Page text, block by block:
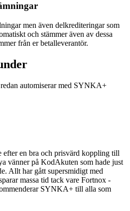
men även delkrediteringar som
och stämmer även av dessa
från er betalleverantör.
automiserar med SYNKA+
en bra och prisvärd koppling till
vänner på KodAkuten som hade just
Allt har gått supersmidigt med
massa tid tack vare Fortnox -
SYNKA+ till alla som